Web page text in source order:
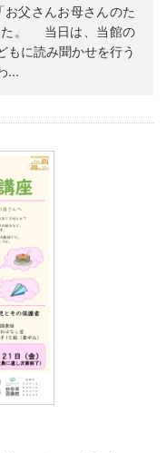
父さんお母さんのた
た。 当日は、当館の
もに読み聞かせを行う
...